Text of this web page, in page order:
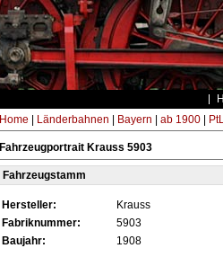
Home Länderbahnen Bayern ab 1900|
Fahrzeugportrait Krauss 5903
Fahrzeugstamm
Hersteller:
Krauss
Fabriknummer:
5903
Baujahr:
1908